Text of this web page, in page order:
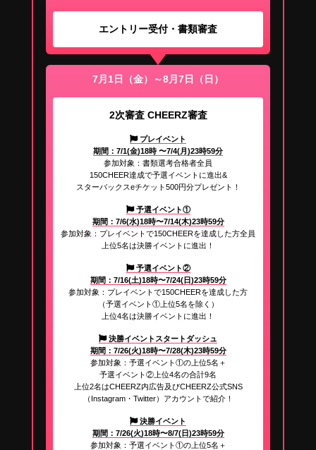
エントリー受付・書類審査
7月1日（金）～8月7日（日）
2次審査 CHEERZ審査
プレイベント
期間：7/1(金)18時 〜7/4(月)23時59分
参加対象：書類選考合格者全員
150CHEER達成で予選イベントに進出&
スターバックスeチケット500円分プレゼント！
予選イベント①
期間：7/6(水)18時〜7/14(木)23時59分
参加対象：プレイベントで150CHEERを達成した方全員
上位5名は決勝イベントに進出！
予選イベント②
期間：7/16(土)18時〜7/24(日)23時59分
参加対象：プレイベントで150CHEERを達成した方
（予選イベント①上位5名を除く）
上位4名は決勝イベントに進出！
決勝イベントスタートダッシュ
期間：7/26(火)18時〜7/28(木)23時59分
参加対象：予選イベント①の上位5名＋
予選イベント②上位4名の合計9名
上位2名はCHEERZ内広告及びCHEERZ公式SNS
（Instagram・Twitter）アカウントで紹介！
決勝イベント
期間：7/26(火)18時〜8/7(日)23時59分
参加対象：予選イベント①の上位5名＋